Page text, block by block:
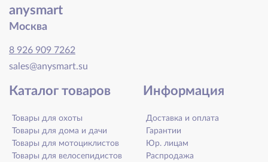
anysmart
Москва
8 926 909 7262
sales@anysmart.su
Каталог товаров
Товары для охоты
Товары для дома и дачи
Товары для мотоциклистов
Товары для велосепидистов
Информация
Доставка и оплата
Гарантии
Юр. лицам
Распродажа